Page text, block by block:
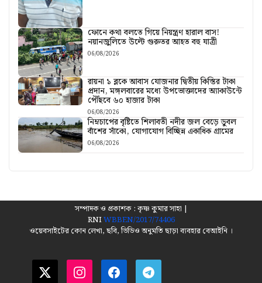
ফোনে কথা বলতে গিয়ে নিয়ন্ত্রণ হারাল বাস!
নয়ানজুলিতে উল্টে গুরুতর আহত বহু যাত্রী
06/08/2026
রায়না ১ ব্লকে আবাস যোজনার দ্বিতীয় কিস্তির টাকা
প্রদান, মঙ্গলবারের মধ্যে উপভোক্তাদের অ্যাকাউন্টে
পৌঁছবে ৬০ হাজার টাকা
06/08/2026
নিম্নচাপের বৃষ্টিতে শিলাবতী নদীর জল বেড়ে ডুবল
বাঁশের সাঁকো, যোগাযোগ বিচ্ছিন্ন একাধিক গ্রামের
06/08/2026
সম্পাদক ও প্রকাশক : কৃষ্ণ কুমার সাহা |
RNIWBBEN/2017/74406
ওয়েবসাইটের কোন লেখা, ছবি, ভিডিও অনুমতি ছাড়া ব্যবহার বেআইনি ।